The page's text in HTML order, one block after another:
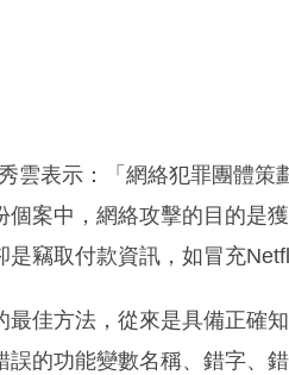
雲表示：「網絡犯罪團體策
案中，網絡攻擊的目的是
竊取付款資訊，如冒充
佳方法，從來是具備正確
的功能變數名稱、錯字、